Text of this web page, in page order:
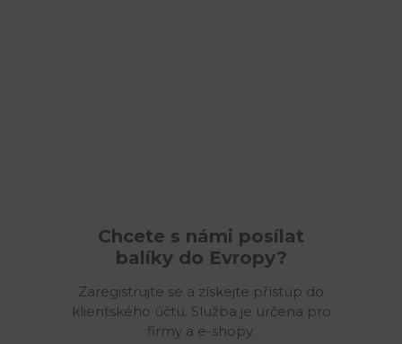
Chcete s námi posílat
balíky do Evropy?
Zaregistrujte se a získejte přístup do
klientského účtu. Služba je určena pro
firmy a e-shopy.